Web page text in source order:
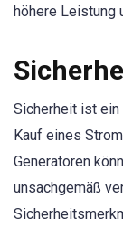
höhere Leistung
Sicherheit ist
Kauf eines
Generatoren
unsachgemäß